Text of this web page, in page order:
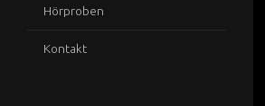
Hörproben
Kontakt